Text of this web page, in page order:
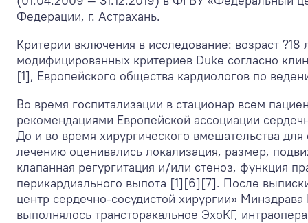
Федерации, г. Астрахань.
Критерии включения в исследование: возраст
модифицированных критериев Duke согласно
[1], Европейского общества кардиологов по
Во время госпитализации в стационар всем
рекомендациями Европейской ассоциации
До и во время хирургического вмешательства
лечению оценивались локализация, размер,
клапанная регургитация и/или стеноз, функция
перикардиального выпота [1][6][7]. После
центр сердечно-сосудистой хирургии»
выполнялось трансторакальное ЭхоКГ,